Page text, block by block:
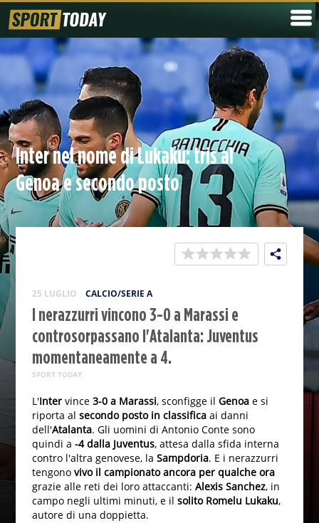
Inter nel nome di Lukaku: tris al
Genoa e secondo posto
25 LUGLIO CALCIO/SERIE A
I nerazzurri vincono 3-0 a Marassi e
controsorpassano l'Atalanta: Juventus
momentaneamente a 4.
SPORT TODAY
L'Intervince 3-0 a Marassi, sconfigge il Genoa e si
riporta al secondo posto in classificaai danni
dell'Atalanta. Gli uomini di Antonio Conte sono
quindi a -4 dalla Juventus, attesa dalla sfida interna
contro l'altra genovese, la Sampdoria. E i nerazzurri
tengonovivo il campionato ancora per qualche ora
grazie alle reti dei loro attaccanti: Alexis Sanchez, in
campo negli ultimi minuti, e il solito Romelu Lukaku,
autore di una doppietta.